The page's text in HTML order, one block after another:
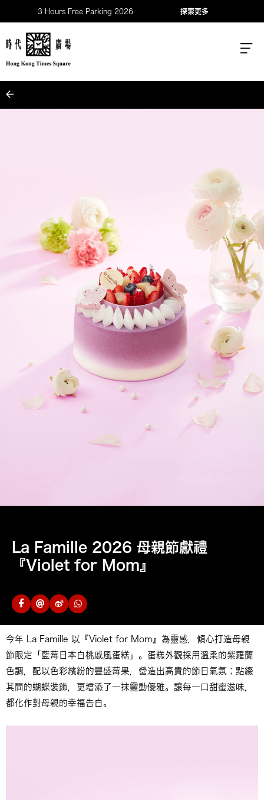
3 Hours Free Parking 2026 探索更多
La Famille 2026 母親節獻禮
『Violet for Mom』
今年 La Famille 以『Violet for Mom』為靈感，傾心打造母親
節限定「藍莓日本白桃戚風蛋糕」。蛋糕外觀採用溫柔的紫羅蘭
色調，配以色彩繽紛的豐盛莓果，營造出高貴的節日氣氛；點綴
其間的蝴蝶裝飾，更增添了一抹靈動優雅。讓每一口甜蜜滋味，
都化作對母親的幸福告白。